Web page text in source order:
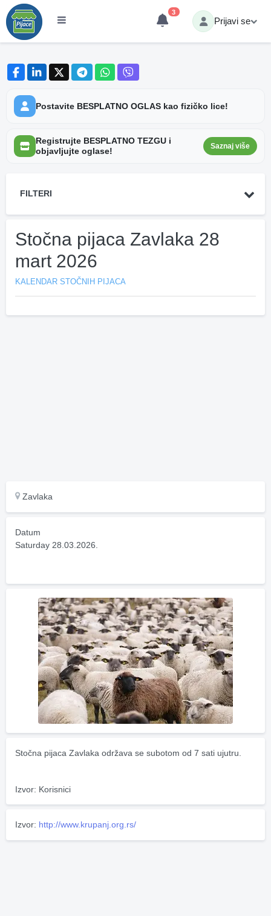
3
Prijavi se
Postavite BESPLATNO OGLAS kao fizičko lice!
Registrujte BESPLATNO TEZGU i
objavljujte oglase!
Saznaj više
FILTERI
Stočna pijaca Zavlaka 28
mart 2026
KALENDAR STOČNIH PIJACA
Zavlaka
Datum
Saturday 28.03.2026.
Stočna pijaca Zavlaka održava se subotom od 7 sati ujutru.
Izvor: Korisnici
Izvor: http://www.krupanj.org.rs/